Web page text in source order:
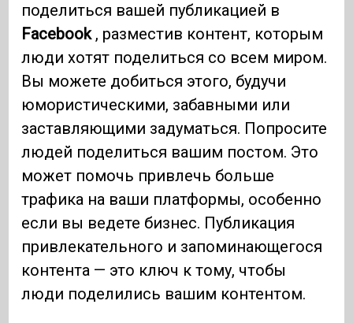
поделиться вашей публикацией в
Facebook, разместив контент, которым
люди хотят поделиться со всем миром.
Вы можете добиться этого, будучи
юмористическими, забавными или
заставляющими задуматься. Попросите
людей поделиться вашим постом. Это
может помочь привлечь больше
трафика на ваши платформы, особенно
если вы ведете бизнес. Публикация
привлекательного и запоминающегося
контента — это ключ к тому, чтобы
люди поделились вашим контентом.